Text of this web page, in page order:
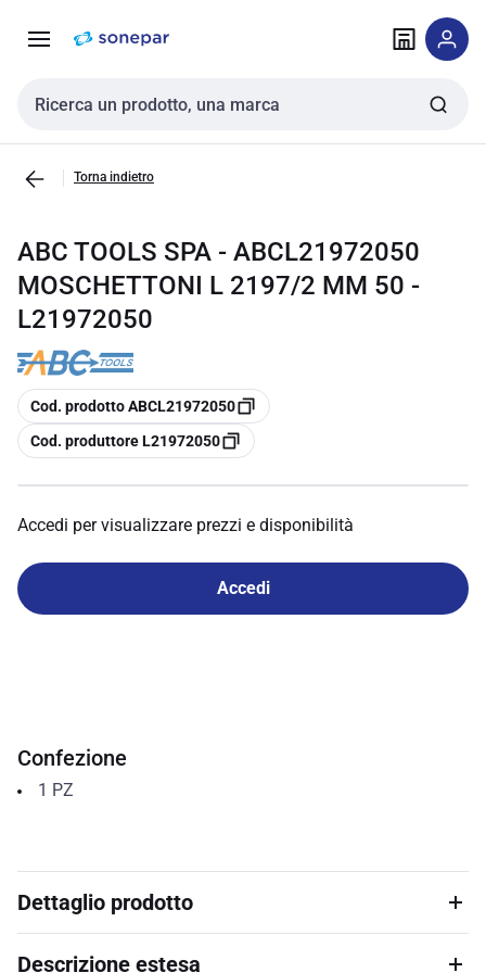
navigazione alla
Cerca input
Torna indietro
ABC TOOLS SPA - ABCL21972050
MOSCHETTONI L 2197/2 MM 50 -
L21972050
copia
Cod. prodotto ABCL21972050
copia
Cod. produttore L21972050
Accedi per visualizzare prezzi e disponibilità
Accedi
Confezione
1 PZ
Dettaglio prodotto
Descrizione estesa